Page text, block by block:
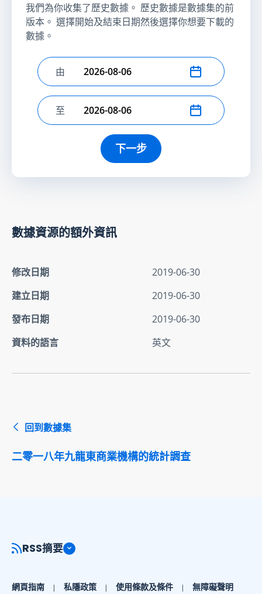
我們為你收集了歷史數據。 歷史數據是數據集的前
版本。 選擇開始及結束日期然後選擇你想要下載的
數據。
選擇開始日期
由
選擇結束日期
至
下一步
數據資源的額外資訊
修改日期
2019-06-30
建立日期
2019-06-30
發布日期
2019-06-30
資料的語言
英文
回到數據集
二零一八年九龍東商業機構的統計調查
RSS摘要
網頁指南 私隱政策 使用條款及條件 無障礙聲明